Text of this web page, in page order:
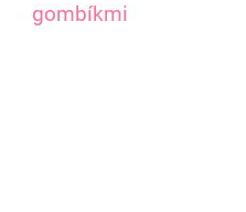
gombíkmi